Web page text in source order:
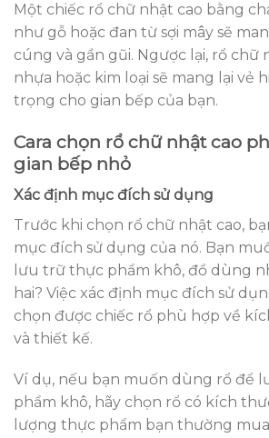
Một chiếc rổ chữ nhật cao bằng
như gỗ hoặc đan từ sợi mây sẽ
cúng và gần gũi. Ngược lại, rổ chữ
nhựa hoặc kim loại sẽ mang lại vẻ
trọng cho gian bếp của bạn.
Cara chọn rổ chữ nhật cao
gian bếp nhỏ
Xác định mục đích sử dụng
Trước khi chọn rổ chữ nhật cao,
mục đích sử dụng của nó. Bạn
lưu trữ thực phẩm khô, đồ dùng
hai? Việc xác định mục đích sử
chọn được chiếc rổ phù hợp về
và thiết kế.
Ví dụ, nếu bạn muốn dùng rổ để
phẩm khô, hãy chọn rổ có kích
lượng thực phẩm bạn thường